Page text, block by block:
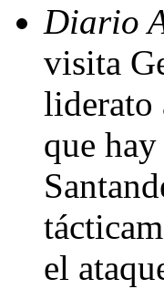
Diario
visita
liderato
que
el